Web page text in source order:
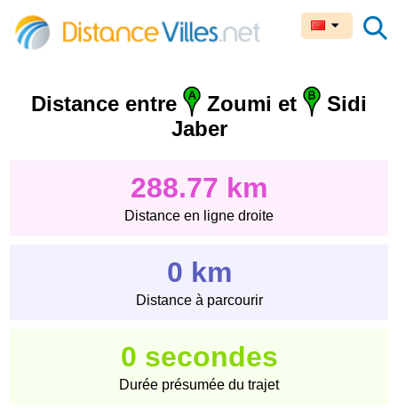
Distance entre Zoumi et
Sidi
Jaber
288.77 km
Distance en ligne droite
0 km
Distance à parcourir
0 secondes
Durée présumée du trajet